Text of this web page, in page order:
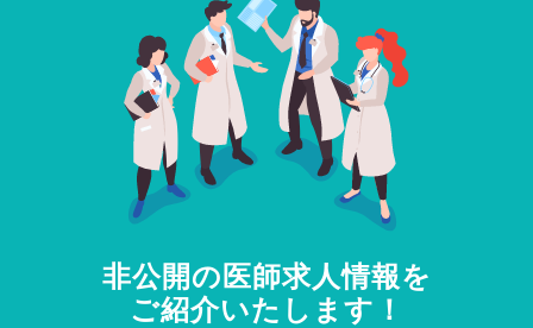
非公開の医師求人情報を
ご紹介いたします！